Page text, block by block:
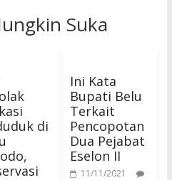
Suka
di
Ini Kata
Bupati Belu
Terkait
Pencopotan
Dua Pejabat
Eselon II
11/11/2021